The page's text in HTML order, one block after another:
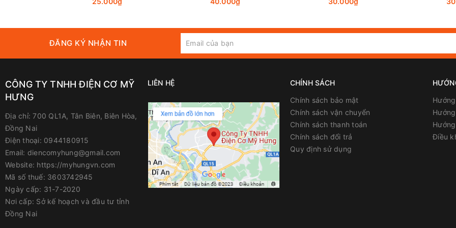
ĐĂNG KÝ NHẬN TIN
CÔNG TY TNHH ĐIỆN CƠ MỸ
HƯNG
Địa chỉ: 700 QL1A, Tân Biên, Biên Hòa,
Đồng Nai
Điện thoại: 0944180915
Email: diencomyhung@gmail.com
Website: https://myhungvn.com
Mã số thuế: 3603742945
Ngày cấp: 31-7-2020
Nơi cấp: Sở kế hoạch và đầu tư tỉnh
Đồng Nai
LIÊN HỆ
CHÍNH SÁCH
Chính sách bảo mật
Chính sách vận chuyển
Chính sách thanh toán
Chính sách đổi trả
Quy định sử dụng
Điều